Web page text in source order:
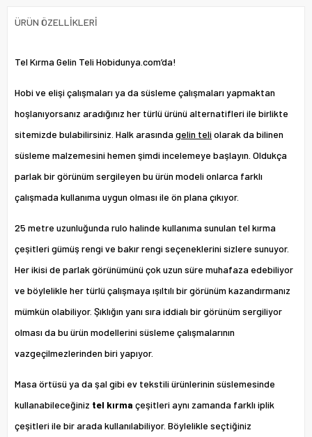
ÜRÜN ÖZELLIKLERI
Tel Kırma Gelin Teli Hobidunya.com’da!
Hobi ve elişi çalışmaları ya da süsleme çalışmaları yapmaktan
hoşlanıyorsanız aradığınız her türlü ürünü alternatifleri ile birlikte
sitemizde bulabilirsiniz. Halk arasında gelin teliolarak da bilinen
süsleme malzemesini hemen şimdi incelemeye başlayın. Oldukça
parlak bir görünüm sergileyen bu ürün modeli onlarca farklı
çalışmada kullanıma uygun olması ile ön plana çıkıyor.
25 metre uzunluğunda rulo halinde kullanıma sunulan tel kırma
çeşitleri gümüş rengi ve bakır rengi seçeneklerini sizlere sunuyor.
Her ikisi de parlak görünümünü çok uzun süre muhafaza edebiliyor
ve böylelikle her türlü çalışmaya ışıltılı bir görünüm kazandırmanız
mümkün olabiliyor. Şıklığın yanı sıra iddialı bir görünüm sergiliyor
olması da bu ürün modellerini süsleme çalışmalarının
vazgeçilmezlerinden biri yapıyor.
Masa örtüsü ya da şal gibi ev tekstili ürünlerinin süslemesinde
kullanabileceğiniz tel kırma çeşitleri aynı zamanda farklı iplik
çeşitleri ile bir arada kullanılabiliyor. Böylelikle seçtiğiniz